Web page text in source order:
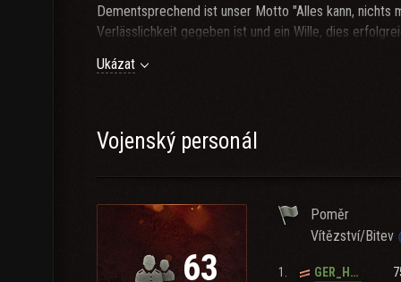
Dementsprechend ist unser Motto "Alles kann, nichts
Verlässlichkeit gegeben ist und ein Wille, dies
Wir bieten:
Kekse für gute Performance während Kampagnen
erfahrene Clanleitung mit einer soliden Struktur im
geistige Reife
ein ordentlich eingestelltes Mikrofon
3 Meta CW-Tanks (2,4 k DPG ausnahmen bestätigen
Ukázat
Vojenský personál
63
Poměr
Vítězství/Bitev
1. GER_HETZER